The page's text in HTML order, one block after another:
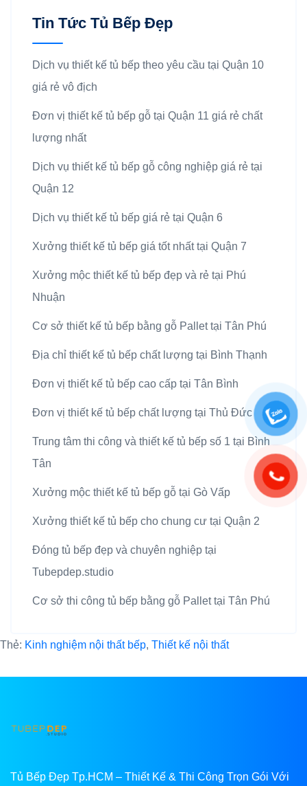
Tin Tức Tủ Bếp Đẹp
Dịch vụ thiết kế tủ bếp theo yêu cầu tại Quận 10
giá rẻ vô địch
Đơn vị thiết kế tủ bếp gỗ tại Quận 11 giá rẻ chất
lượng nhất
Dịch vụ thiết kế tủ bếp gỗ công nghiệp giá rẻ tại
Quận 12
Dịch vụ thiết kế tủ bếp giá rẻ tại Quận 6
Xưởng thiết kế tủ bếp giá tốt nhất tại Quận 7
Xưởng mộc thiết kế tủ bếp đẹp và rẻ tại Phú
Nhuận
Cơ sở thiết kế tủ bếp bằng gỗ Pallet tại Tân Phú
Địa chỉ thiết kế tủ bếp chất lượng tại Bình Thạnh
Đơn vị thiết kế tủ bếp cao cấp tại Tân Bình
Đơn vị thiết kế tủ bếp chất lượng tại Thủ Đức
Trung tâm thi công và thiết kế tủ bếp số 1 tại Bình
Tân
Xưởng mộc thiết kế tủ bếp gỗ tại Gò Vấp
Xưởng thiết kế tủ bếp cho chung cư tại Quận 2
Đóng tủ bếp đẹp và chuyên nghiệp tại
Tubepdep.studio
Cơ sở thi công tủ bếp bằng gỗ Pallet tại Tân Phú
Thẻ: Kinh nghiệm nội thất bếp, Thiết kế nội thất
Tủ Bếp Đẹp Tp.HCM – Thiết Kế & Thi Công Trọn Gói Với